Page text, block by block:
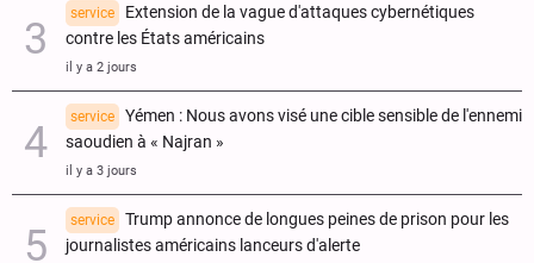
service
Extension de la vague d'attaques cybernétiques
contre les États américains
il y a 2 jours
service
Yémen : Nous avons visé une cible sensible de l'ennemi
saoudien à « Najran »
il y a 3 jours
service
Trump annonce de longues peines de prison pour les
journalistes américains lanceurs d'alerte